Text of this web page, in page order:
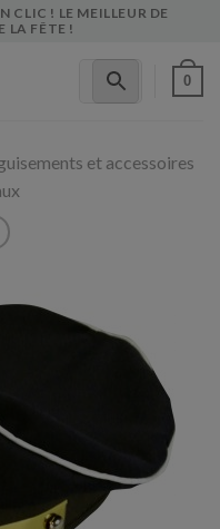
CLIC ! LE MEILLEUR DE
LA FÊTE !
0
et accessoires